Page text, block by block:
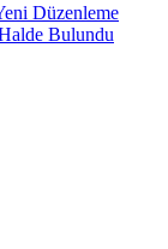
Düzenleme
Bulundu